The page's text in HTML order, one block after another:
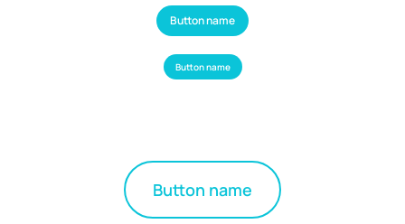
Button name
Button name
Button name